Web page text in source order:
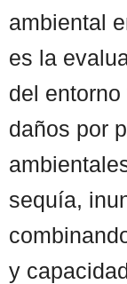
ambiental
es la
del
daños por
sequía,
y